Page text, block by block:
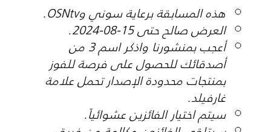
هذه المسابقة برعاية سوني وOSNtv.
العرض صالح حتى 15-08-2024.
أعجب بمنشورنا واذكر اسم 3 من
أصدقائك للحصول على فرصة للفوز
بمنتجات محدودة الإصدار تحمل علامة
غارفيلد.
سيتم اختيار الفائزين عشوائياً.